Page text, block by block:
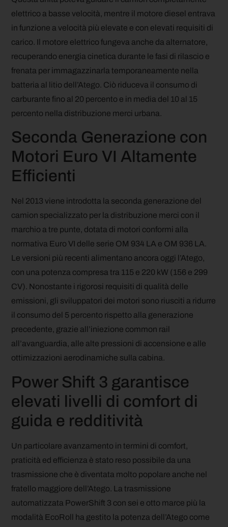
elettrico a basse velocità, mentre il motore diesel entrava
in funzione a velocità più elevate e con elevati requisiti di
carico. Il motore elettrico fungeva anche da alternatore,
recuperando energia cinetica durante le fasi di rilascio e
frenata per immagazzinarla temporaneamente nella
batteria al litio dell’Atego. Ciò riduceva il consumo di
carburante fino al 20 percento e in media del 10 al 15
percento nella distribuzione merci urbana.
Seconda Generazione con
Motori Euro VI Altamente
Efficienti
Nel 2013 viene introdotta la seconda generazione del
camion specializzato per la distribuzione merci con il
marchio a tre punte, dotata di motori conformi alla
normativa Euro VI delle serie OM 934 LA e OM 936 LA.
Le versioni più recenti alimentano ancora oggi l’Atego,
con una potenza compresa tra 115 e 220 kW (156 e 299
CV). Nonostante i rigorosi requisiti di qualità delle
emissioni, gli sviluppatori dei motori sono riusciti a ridurre
il consumo del 5 percento rispetto alla generazione
precedente, grazie all’iniezione common rail
all’avanguardia, alle alte pressioni di accensione e alle
ottimizzazioni aerodinamiche sulla cabina.
Power Shift 3 garantisce
elevati livelli di comfort di
guida e redditività
Un particolare avanzamento in termini di comfort,
praticità ed efficienza è stato reso possibile da una
trasmissione che è diventata molto popolare anche nel
fratello maggiore dell’Atego. La trasmissione
automatizzata PowerShift 3 con sei e otto marce più la
modalità EcoRoll ha gestito la potenza dell’Atego come